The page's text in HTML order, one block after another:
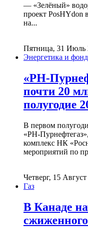
— «Зелёный»
проект PosHYdon
на...
Пятница, 31 Июль
Энергетика и
«РН-
почти 20
полугодие
В первом
«РН-
комплекс НК
мероприятий по
Четверг, 15
Газ
В Канаде